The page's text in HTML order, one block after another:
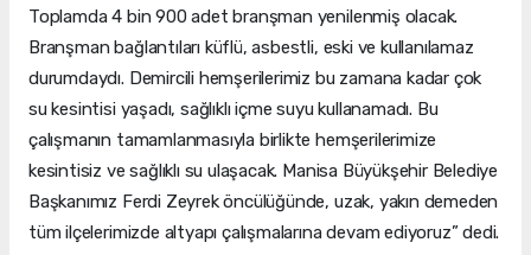
Toplamda 4 bin 900 adet branşman yenilenmiş olacak.
Branşman bağlantıları küflü, asbestli, eski ve kullanılamaz
durumdaydı. Demircili hemşerilerimiz bu zamana kadar çok
su kesintisi yaşadı, sağlıklı içme suyu kullanamadı. Bu
çalışmanın tamamlanmasıyla birlikte hemşerilerimize
kesintisiz ve sağlıklı su ulaşacak. Manisa Büyükşehir Belediye
Başkanımız Ferdi Zeyrek öncülüğünde, uzak, yakın demeden
tüm ilçelerimizde altyapı çalışmalarına devam ediyoruz” dedi.